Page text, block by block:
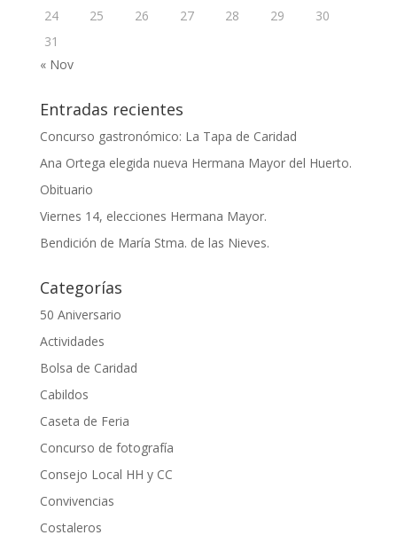
24
25 26 27 28 29
30
31
« Nov
Entradas recientes
Concurso gastronómico: La Tapa de Caridad
Ana Ortega elegida nueva Hermana Mayor del Huerto.
Obituario
Viernes 14, elecciones Hermana Mayor.
Bendición de María Stma. de las Nieves.
Categorías
50 Aniversario
Actividades
Bolsa de Caridad
Cabildos
Caseta de Feria
Concurso de fotografía
Consejo Local HH y CC
Convivencias
Costaleros